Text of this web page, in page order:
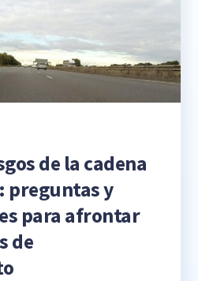
de la cadena
preguntas y
para afrontar
de